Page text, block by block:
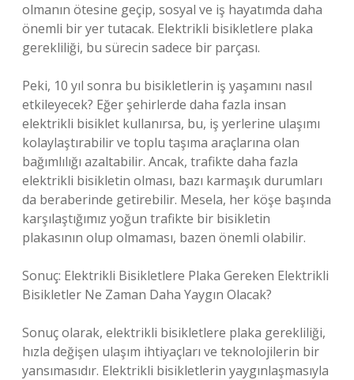
olmanın ötesine geçip, sosyal ve iş hayatımda daha
önemli bir yer tutacak. Elektrikli bisikletlere plaka
gerekliliği, bu sürecin sadece bir parçası.
Peki, 10 yıl sonra bu bisikletlerin iş yaşamını nasıl
etkileyecek? Eğer şehirlerde daha fazla insan
elektrikli bisiklet kullanırsa, bu, iş yerlerine ulaşımı
kolaylaştırabilir ve toplu taşıma araçlarına olan
bağımlılığı azaltabilir. Ancak, trafikte daha fazla
elektrikli bisikletin olması, bazı karmaşık durumları
da beraberinde getirebilir. Mesela, her köşe başında
karşılaştığımız yoğun trafikte bir bisikletin
plakasının olup olmaması, bazen önemli olabilir.
Sonuç: Elektrikli Bisikletlere Plaka Gereken Elektrikli
Bisikletler Ne Zaman Daha Yaygın Olacak?
Sonuç olarak, elektrikli bisikletlere plaka gerekliliği,
hızla değişen ulaşım ihtiyaçları ve teknolojilerin bir
yansımasıdır. Elektrikli bisikletlerin yaygınlaşmasıyla